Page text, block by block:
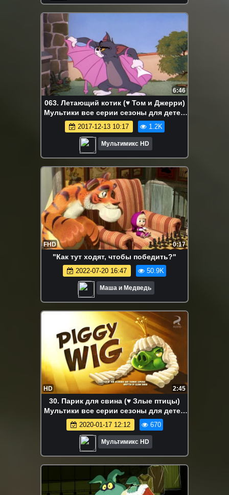
6:46
063. Летающий котик (♥ Том и Джерри)
Мультики все серии сезоны для детей
мультсериалы
2017-12-13 10:17 1.2K
Мультимикс HD
FHD 0:17
"Как тут ходят, чтобы победить?"
2022-07-20 16:47 50.9K
Маша и Медведь
HD 2:45
30. Парик для свина (♥ Злые птицы)
Мультики все серии сезоны для детей
мультсериалы
2020-01-17 12:12 670
Мультимикс HD